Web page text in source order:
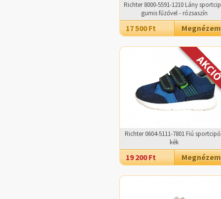
Richter 8000-5591-1210 Lány
gumis fűzővel - rózsaszín
17 500 Ft Megnézem
Richter 0604-5111-7801 Fiú
kék
19 200 Ft Megnézem